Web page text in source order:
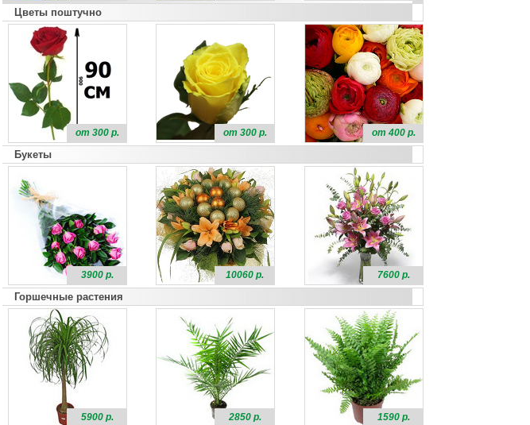
Цветы поштучно
от 300 р. от 300 р. от 400 р.
Букеты
3900 р. 10060 р. 7600 р.
Горшечные растения
5900 р. 2850 р.
1590 р.